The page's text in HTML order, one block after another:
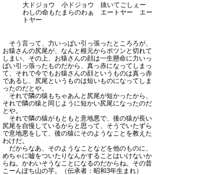
大ドジョウ 小ドジョウ 抜いてごしぇー
わしの命もたまらのわぁ エートヤー エー
トヤー
そう言って、力いっぱい引っ張ったところろが、
お猿さんの尻尾が、なんと根元からポツンと切れて
しまい、その上、お猿さんの顔は一生懸命に力いっ
ぱい引っ張ったものだから、真っ赤になってしまっ
て、それで今でもお猿さんの顔というものは真っ赤
であるし、尻尾というものは短いものになってしま
ったのだとや。
それで隣の猿もちゃあんと尻尾が短かったから、
それで隣の猿と同じように短かい尻尾になったのだ
とや。
それで隣の猿がもともと意地悪で、後の猿が長い
尻尾を自慢しているからと思って、そうでいたずら
で意地悪をして、後の猿にそのようなことを教えた
わけだ。
だからなあ、そのようなことなどを他のものに、
めちゃに嘘をついたりなんかすることはいけないか
らね。かわいそうなことになるのだからね。その昔
こーんぽち山の芋。
（伝承者：昭和3年生まれ）